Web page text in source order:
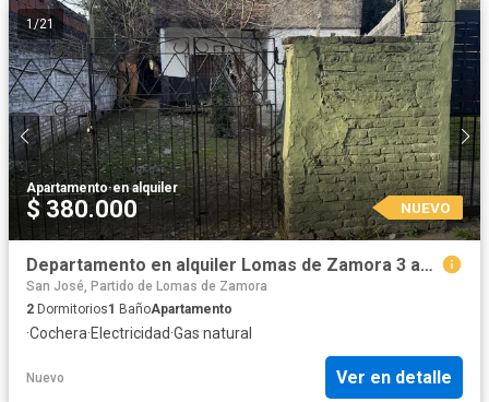
1/21
Apartamento·en alquiler
$ 380.000 NUEVO
Departamento en alquiler Lomas de Zamora 3 ambientes con cochera
San José, Partido de Lomas de Zamora
2 Dormitorios1 BañoApartamento
·Cochera·Electricidad·Gas natural
Nuevo Ver en detalle